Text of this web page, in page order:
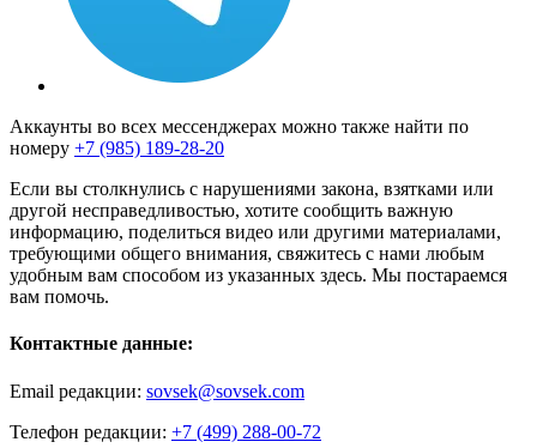
Аккаунты во всех мессенджерах можно также найти по
номеру +7 (985) 189-28-20
Если вы столкнулись с нарушениями закона, взятками или
другой несправедливостью, хотите сообщить важную
информацию, поделиться видео или другими материалами,
требующими общего внимания, свяжитесь с нами любым
удобным вам способом из указанных здесь. Мы постараемся
вам помочь.
Контактные данные:
Email редакции: sovsek@sovsek.com
Телефон редакции: +7 (499) 288-00-72